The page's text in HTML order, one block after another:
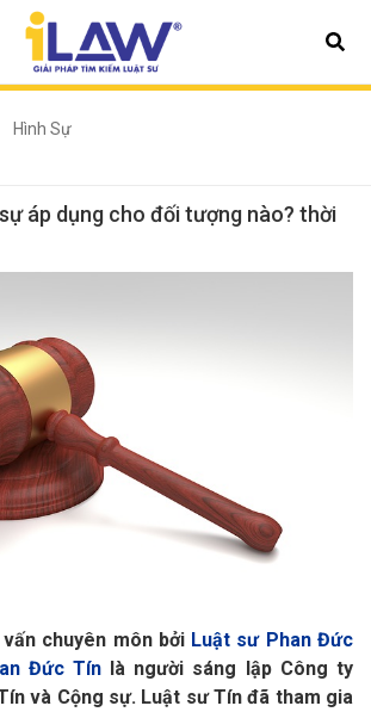
Hình Sự
áp dụng cho đối tượng nào? thời
chuyên môn bởi Luật sư Phan Đức
Đức Tínlà người sáng lập Công ty
và Cộng sự. Luật sư Tín đã tham gia